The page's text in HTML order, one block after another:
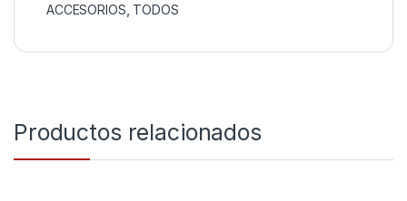
ACCESORIOS TODOS
Productos relacionados